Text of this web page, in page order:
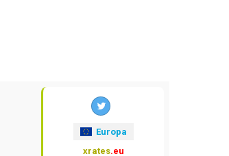
Europa
xrates.eu